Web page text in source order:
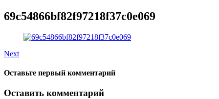
69c54866bf82f97218f37c0e069
Next
Оставьте первый комментарий
Оставить комментарий